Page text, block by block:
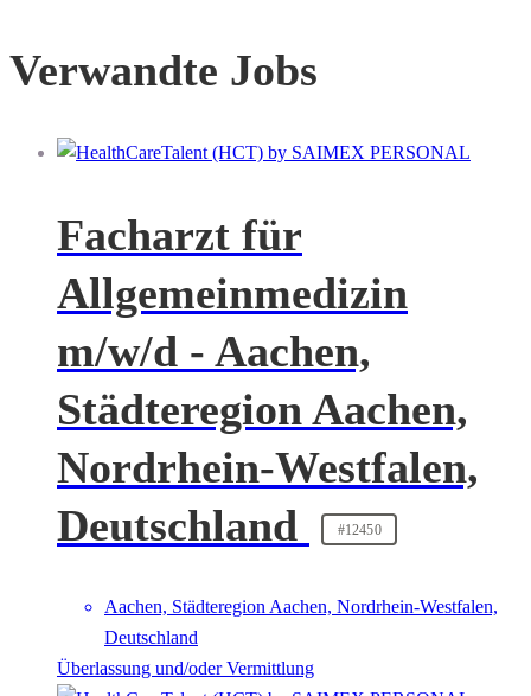
Verwandte Jobs
Facharzt für
Allgemeinmedizin
m/w/d - Aachen,
Städteregion Aachen,
Nordrhein-Westfalen,
Deutschland
#12450
Aachen, Städteregion Aachen, Nordrhein-Westfalen,
Deutschland
Überlassung und/oder Vermittlung